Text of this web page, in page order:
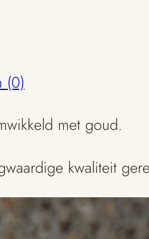
(0)
met goud.
kwaliteit